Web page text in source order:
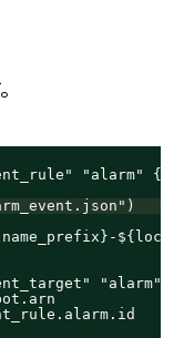
"alarm" {
"alarm" {